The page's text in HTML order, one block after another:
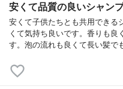
安くて品質の良いシャン
安くて子供たちとも共用できる
くて気持ち良いです。香りも良
す。泡の流れも良くて長い髪で